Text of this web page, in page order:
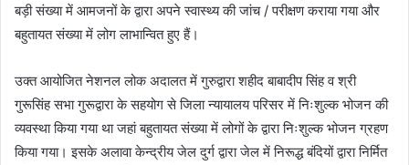
बड़ी संख्या में आमजनों के द्वारा अपने स्वास्थ्य की जांच / परीक्षण कराया गया और
बहुतायत संख्या में लोग लाभान्वित हुए हैं।
उक्त आयोजित नेशनल लोक अदालत में गुरुद्वारा शहीद बाबादीप सिंह व श्री
गुरूसिंह सभा गुरूद्वारा के सहयोग से जिला न्यायालय परिसर में निःशुल्क भोजन की
व्यवस्था किया गया था जहां बहुतायत संख्या में लोगों के द्वारा निःशुल्क भोजन ग्रहण
किया गया। इसके अलावा केन्द्रीय जेल दुर्ग द्वारा जेल में निरूद्ध बंदियों द्वारा निर्मित